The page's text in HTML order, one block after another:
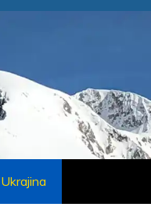
Ukrajina